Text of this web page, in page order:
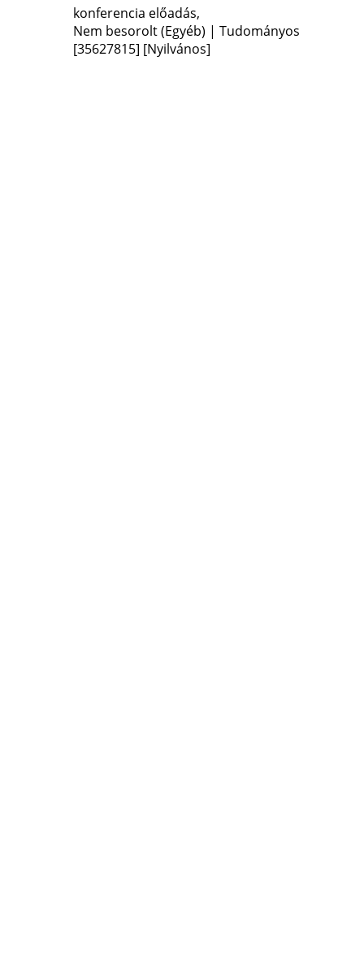
konferencia előadás,
Nem besorolt (Egyéb) | Tudományos
[35627815] [Nyilvános]